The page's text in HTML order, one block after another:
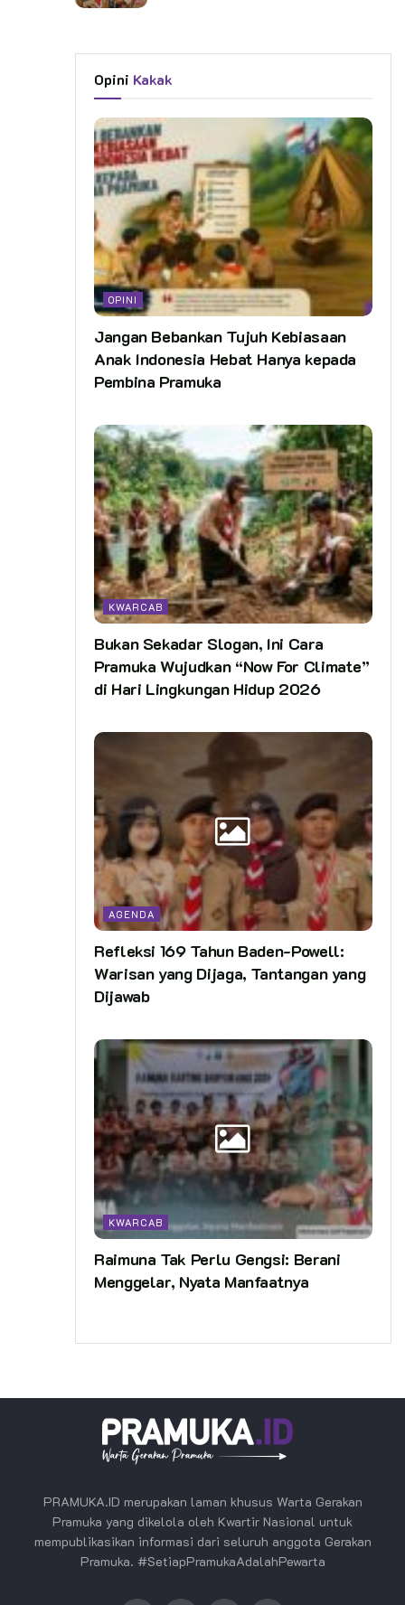
Opini Kakak
OPINI
Jangan Bebankan Tujuh Kebiasaan
Anak Indonesia Hebat Hanya kepada
Pembina Pramuka
KWARCAB
Bukan Sekadar Slogan, Ini Cara
Pramuka Wujudkan “Now For Climate”
di Hari Lingkungan Hidup 2026
AGENDA
Refleksi 169 Tahun Baden-Powell:
Warisan yang Dijaga, Tantangan yang
Dijawab
KWARCAB
Raimuna Tak Perlu Gengsi: Berani
Menggelar, Nyata Manfaatnya
PRAMUKA.ID merupakan laman khusus Warta Gerakan
Pramuka yang dikelola oleh Kwartir Nasional untuk
mempublikasikan informasi dari seluruh anggota Gerakan
Pramuka. #SetiapPramukaAdalahPewarta